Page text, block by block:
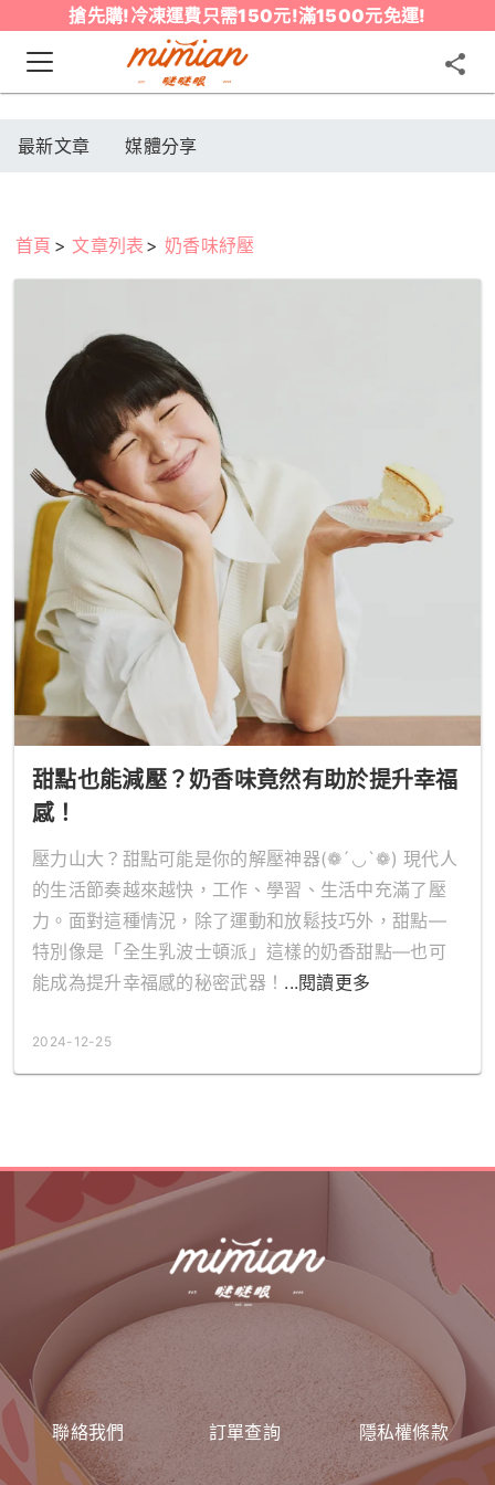
搶先購!冷凍運費只需150元!滿1500元免運!
最新文章 媒體分享
首頁 文章列表 奶香味紓壓
甜點也能減壓？奶香味竟然有助於提升幸福
感！
壓力山大？甜點可能是你的解壓神器(❁´◡`❁) 現代人
的生活節奏越來越快，工作、學習、生活中充滿了壓
力。面對這種情況，除了運動和放鬆技巧外，甜點—
特別像是「全生乳波士頓派」這樣的奶香甜點—也可
能成為提升幸福感的秘密武器！ ...閱讀更多
2024-12-25
聯絡我們 訂單查詢 隱私權條款